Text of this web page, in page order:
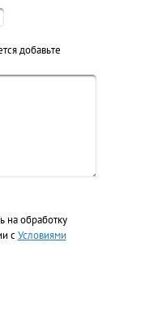
добавьте
на обработку
сУсловиями